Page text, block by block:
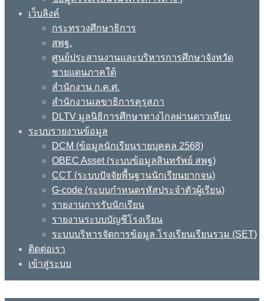
เว็บลิงค์
กระทรวงศึกษาธิการ
สพฐ.
ศูนย์ประสานงานและบริหารการศึกษาจังหวัด
ชายแดนภาคใต้
สำนักงาน ก.ค.ศ.
สำนักงานเลขาธิการคุรุสภา
DLTV มูลนิธิการศึกษาทางไกลผ่านดาวเทียม
ระบบรายงานข้อมูล
DCM (ข้อมูลนักเรียนรายบุคคล 2568)
OBEC Asset (ระบบข้อมูลสินทรัพย์ สพฐ)
CCT (ระบบปัจจัยพื้นฐานนักเรียนยากจน)
G-code (ระบบกำหนดรหัสประจำตัวผู้เรียน)
รายงานการรับนักเรียน
รายงานระบบบัญชีโรงเรียน
ระบบบริหารจัดการข้อมูล โรงเรียนเรียนรวม (SET)
ติดต่อเรา
เข้าสู่ระบบ